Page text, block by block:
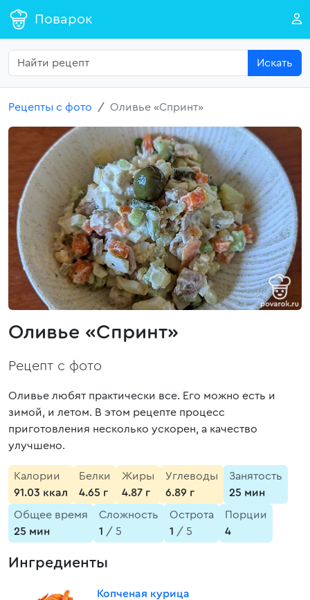
Поварок
Искать
Рецепты с фото Оливье «Спринт»
Оливье «Спринт»
Рецепт с фото
Оливье любят практически все. Его можно есть и
зимой, и летом. В этом рецепте процесс
приготовления несколько ускорен, а качество
улучшено.
Калории
91.03 ккал
Белки
4.65 г
Жиры
4.87 г
Углеводы
6.89 г
Занятость
25 мин
Общее время
25 мин
Сложность
1 / 5
Острота
1 / 5
Порции
4
Ингредиенты
Копченая курица